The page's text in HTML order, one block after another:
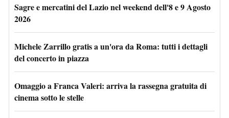
Sagre e mercatini del Lazio nel weekend dell'8 e 9 Agosto
2026
Michele Zarrillo gratis a un'ora da Roma: tutti i dettagli
del concerto in piazza
Omaggio a Franca Valeri: arriva la rassegna gratuita di
cinema sotto le stelle